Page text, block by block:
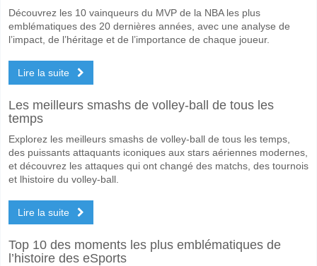
Temperley pour le Gagnant du match, avec une probabilité de 49%
Non pour Les Deux Équipes Marquent, avec un pourcentage de 65%.
Quel sera le résultat correct attendu entre Temperley v
Sur le côté risqué, vous pouvez essayer le Résultat Correct de 2-0
Découvrez les 10 vainqueurs du MVP de la NBA les plus
emblématiques des 20 dernières années, avec une analyse de
l’impact, de l’héritage et de l’importance de chaque joueur.
Lire la suite
Les meilleurs smashs de volley-ball de tous les
temps
Explorez les meilleurs smashs de volley-ball de tous les temps,
des puissants attaquants iconiques aux stars aériennes modernes,
et découvrez les attaques qui ont changé des matchs, des tournois
et lhistoire du volley-ball.
Lire la suite
Top 10 des moments les plus emblématiques de
l’histoire des eSports